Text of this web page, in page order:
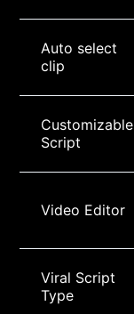
Auto select
clip
Customizable
Script
Video Editor
Viral Script
Type